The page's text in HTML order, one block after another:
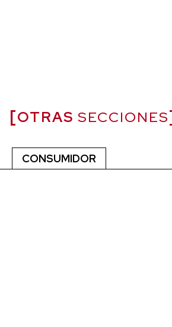
OTRAS SECCIONES
CONSUMIDOR